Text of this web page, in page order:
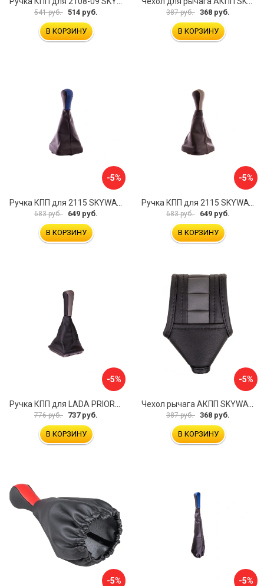
541 руб. 514 руб.
В КОРЗИНУ
387 руб. 368 руб.
В КОРЗИНУ
-5%
683 руб. 649 руб.
В КОРЗИНУ
-5%
683 руб. 649 руб.
В КОРЗИНУ
-5%
776 руб. 737 руб.
В КОРЗИНУ
-5%
387 руб. 368 руб.
В КОРЗИНУ
-5% -5%